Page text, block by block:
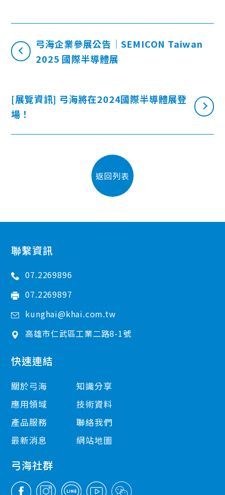
弓海企業參展公告｜SEMICON Taiwan
2025 國際半導體展
[展覽資訊] 弓海將在2024國際半導體展登
場！
返回列表
聯繫資訊
07.2269896
07.2269897
kunghai@khai.com.tw
高雄市仁武區工業二路8-1號
快速連結
關於弓海
應用領域
產品服務
最新消息
知識分享
技術資料
聯絡我們
網站地圖
弓海社群